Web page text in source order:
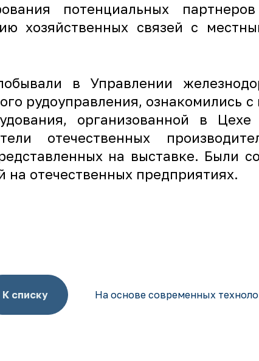
потенциальных
хозяйственных связей с
в Управлении
рудоуправления, ознакомились
организованной в
отечественных
на выставке. Были
на отечественных предприятиях.
К списку На основе современных